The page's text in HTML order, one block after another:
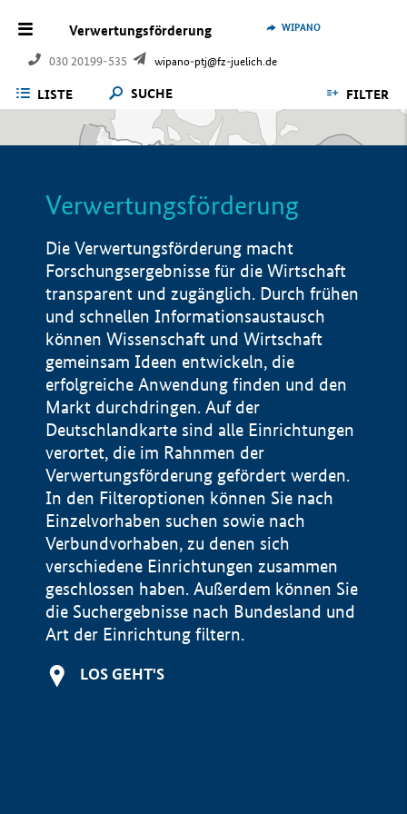
Verwertungsförderung
030 20199-535 wipano-ptj@fz-juelich.de
WIPANO
LISTE SUCHE FILTER
Verwertungsförderung
Die Verwertungsförderung macht
Forschungsergebnisse für die Wirtschaft
transparent und zugänglich. Durch frühen
und schnellen Informationsaustausch
können Wissenschaft und Wirtschaft
gemeinsam Ideen entwickeln, die
erfolgreiche Anwendung finden und den
Markt durchdringen. Auf der
Deutschlandkarte sind alle Einrichtungen
verortet, die im Rahnmen der
Verwertungsförderung gefördert werden.
In den Filteroptionen können Sie nach
Einzelvorhaben suchen sowie nach
Verbundvorhaben, zu denen sich
verschiedene Einrichtungen zusammen
geschlossen haben. Außerdem können Sie
die Suchergebnisse nach Bundesland und
Art der Einrichtung filtern.
LOS GEHT'S